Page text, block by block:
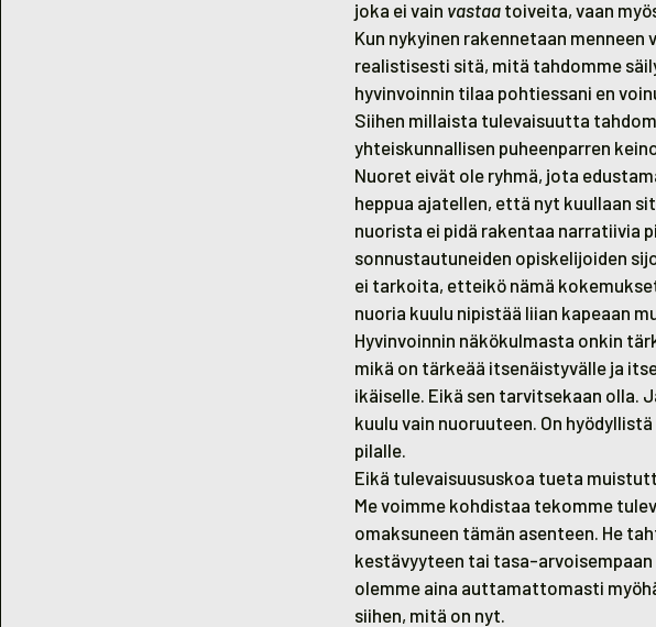
joka ei vain vastaa toiveita, vaan
Kun nykyinen rakennetaan menneen
realistisesti sitä, mitä tahdomme
hyvinvoinnin tilaa pohtiessani en
Siihen millaista tulevaisuutta
yhteiskunnallisen puheenparren
Nuoret eivät ole ryhmä, jota
heppua ajatellen, että nyt kuullaan
nuorista ei pidä rakentaa narratiivia
sonnustautuneiden opiskelijoiden
ei tarkoita, etteikö nämä
nuoria kuulu nipistää liian kapeaan
Hyvinvoinnin näkökulmasta onkin
mikä on tärkeää itsenäistyvälle ja
ikäiselle. Eikä sen tarvitsekaan olla.
kuulu vain nuoruuteen. On
pilalle.
Eikä tulevaisuususkoa tueta
Me voimme kohdistaa tekomme
omaksuneen tämän asenteen. He
kestävyyteen tai tasa-
olemme aina auttamattomasti
siihen, mitä on nyt.